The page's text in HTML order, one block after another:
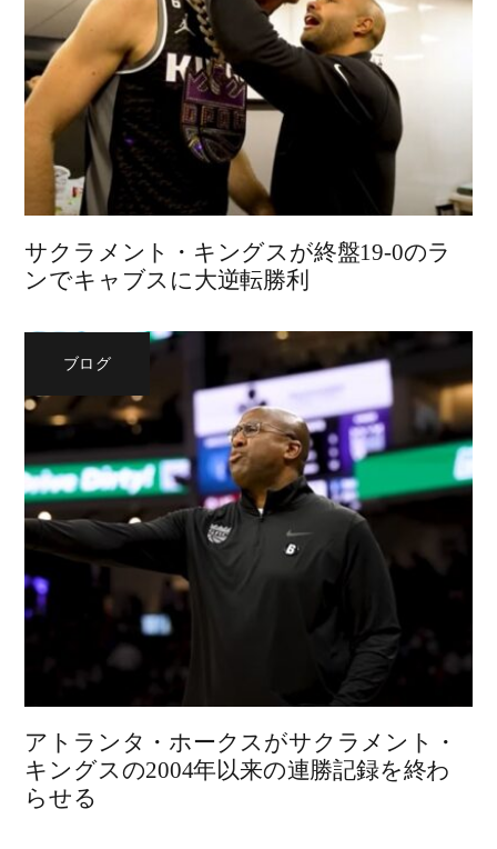
サクラメント・キングスが終盤19-0のラ
ンでキャブスに大逆転勝利
ブログ
アトランタ・ホークスがサクラメント・
キングスの2004年以来の連勝記録を終わ
らせる